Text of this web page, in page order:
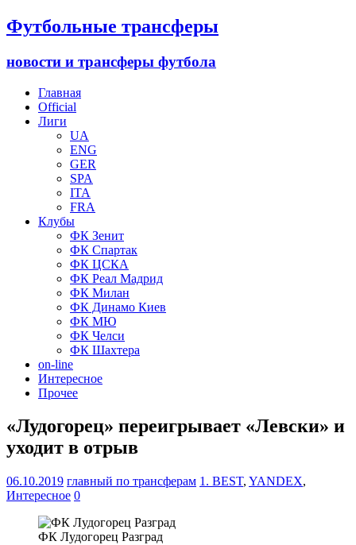
Футбольные трансферы
новости и трансферы футбола
Главная
Official
Лиги
UA
ENG
GER
SPA
ITA
FRA
Клубы
ФК Зенит
ФК Спартак
ФК ЦСКА
ФК Реал Мадрид
ФК Милан
ФК Динамо Киев
ФК МЮ
ФК Челси
ФК Шахтера
on-line
Интересное
Прочее
«Лудогорец» переигрывает «Левски» и
уходит в отрыв
06.10.2019 главный по трансферам 1. BEST, YANDEX,
Интересное 0
ФК Лудогорец Разград